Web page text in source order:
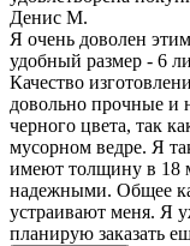
Денис М.
Я очень доволен
удобный размер - 6
Качество
довольно прочные и
черного цвета, так
мусорном ведре. Я
имеют толщину в 18
надежными. Общее
устраивают меня. Я
планирую заказать